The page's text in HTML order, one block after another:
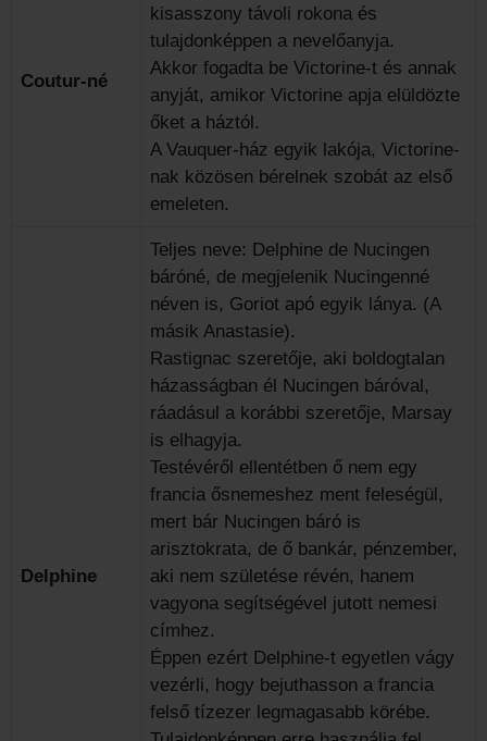
Coutur-né
kisasszony távoli rokona és
tulajdonképpen a nevelőanyja.
Akkor fogadta be Victorine-t és annak
anyját, amikor Victorine apja elüldözte
őket a háztól.
A Vauquer-ház egyik lakója, Victorine-
nak közösen bérelnek szobát az első
emeleten.
Delphine
Teljes neve: Delphine de Nucingen
báróné, de megjelenik Nucingenné
néven is, Goriot apó egyik lánya. (A
másik Anastasie).
Rastignac szeretője, aki boldogtalan
házasságban él Nucingen báróval,
ráadásul a korábbi szeretője, Marsay
is elhagyja.
Testévéről ellentétben ő nem egy
francia ősnemeshez ment feleségül,
mert bár Nucingen báró is
arisztokrata, de ő bankár, pénzember,
aki nem születése révén, hanem
vagyona segítségével jutott nemesi
címhez.
Éppen ezért Delphine-t egyetlen vágy
vezérli, hogy bejuthasson a francia
felső tízezer legmagasabb körébe.